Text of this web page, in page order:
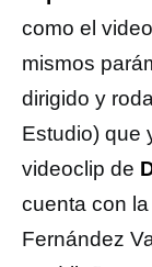
como el
mismos
dirigido y
Estudio) que
videoclip de
cuenta con
Fernández